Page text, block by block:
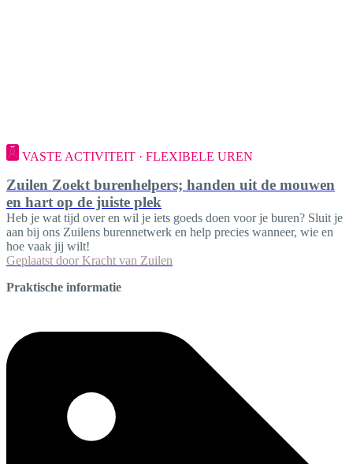
VASTE ACTIVITEIT · FLEXIBELE UREN
Zuilen Zoekt burenhelpers; handen uit de mouwen
en hart op de juiste plek
Heb je wat tijd over en wil je iets goeds doen voor je buren? Sluit je
aan bij ons Zuilens burennetwerk en help precies wanneer, wie en
hoe vaak jij wilt!
Geplaatst door Kracht van Zuilen
Praktische informatie